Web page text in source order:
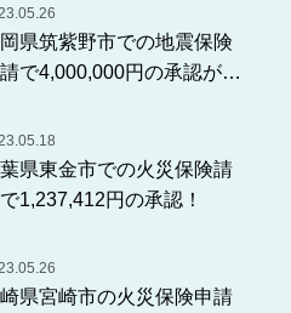
県筑紫野市での地震保険
で4,000,000円の承認があ
県東金市での火災保険請
1,237,412円の承認！
県宮崎市の火災保険申請